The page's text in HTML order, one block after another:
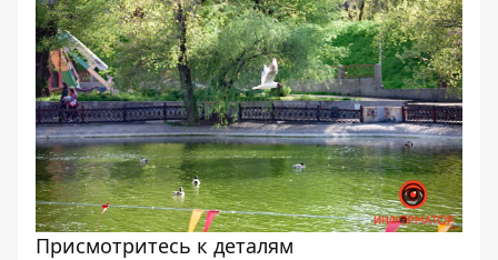
Присмотритесь к деталям